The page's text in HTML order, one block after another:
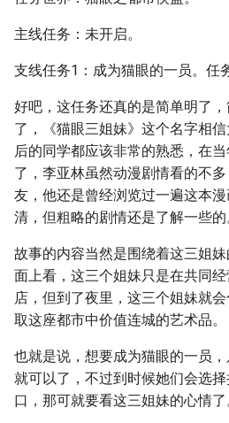
主线任务：未开启。
支线任务1：成为猫眼的一员。任
好吧，这任务还真的是简单明了
了，《猫眼三姐妹》这个名字相
后的同学都应该非常的熟悉，在
了，李亚林虽然动漫剧情看的不
友，他还是曾经浏览过一遍这本
清，但粗略的剧情还是了解一些的
故事的内容当然是围绕着这三姐
面上看，这三个姐妹只是在共同
店，但到了夜里，这三个姐妹就
取这座都市中价值连城的艺术品。
也就是说，想要成为猫眼的一员
就可以了，不过到时候她们会选
口，那可就要看这三姐妹的心情了